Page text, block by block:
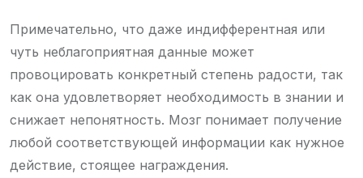
Примечательно, что даже индифферентная или
чуть неблагоприятная данные может
провоцировать конкретный степень радости, так
как она удовлетворяет необходимость в знании и
снижает непонятность. Мозг понимает получение
любой соответствующей информации как нужное
действие, стоящее награждения.